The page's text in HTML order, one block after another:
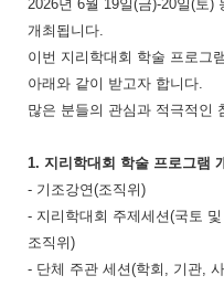
2026년 6월 19일(금)-20일(토)
개최됩니다.
이번 지리학대회 학술 프로그
아래와 같이 받고자 합니다.
많은 분들의 관심과 적극적인
1. 지리학대회 학술 프로그램
- 기조강연(조직위)
- 지리 학대회 주제세션(국토
조직위)
- 단체 주관 세션(학회, 기관,